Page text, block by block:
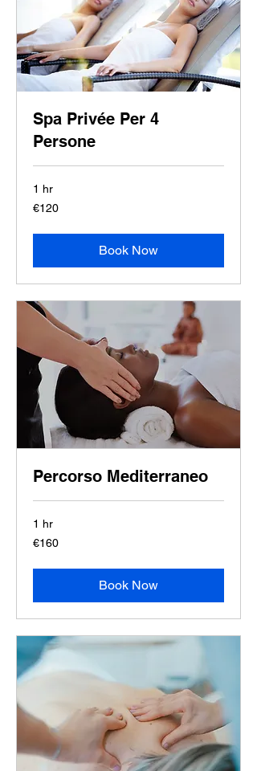
Spa Privée Per 4
Persone
1 hr
120
euros
€120
Book Now
Percorso Mediterraneo
1 hr
160
euros
€160
Book Now